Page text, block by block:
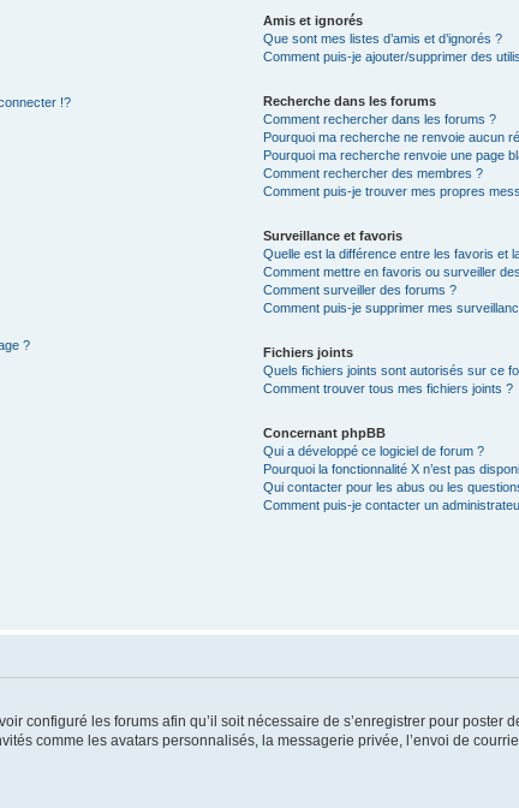
!?
?
Amis et ignorés
Que sont mes listes d’amis et d’ignorés ?
Comment puis-je ajouter/supprimer des
Recherche dans les forums
Comment rechercher dans les forums ?
Pourquoi ma recherche ne renvoie aucun
Pourquoi ma recherche renvoie une page
Comment rechercher des membres ?
Comment puis-je trouver mes propres
Surveillance et favoris
Quelle est la différence entre les favoris et
Comment mettre en favoris ou surveiller
Comment surveiller des forums ?
Comment puis-je supprimer mes
Fichiers joints
Quels fichiers joints sont autorisés sur ce
Comment trouver tous mes fichiers joints ?
Concernant phpBB
Qui a développé ce logiciel de forum ?
Pourquoi la fonctionnalité X n’est pas
Qui contacter pour les abus ou les
Comment puis-je contacter un
configuré les forums afin qu’il soit nécessaire de s’enregistrer pour poster
comme les avatars personnalisés, la messagerie privée, l’envoi de